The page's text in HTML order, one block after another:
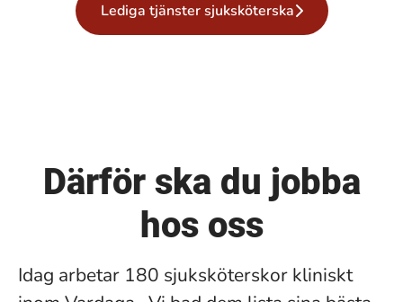
Lediga tjänster sjuksköterska
Därför ska du jobba
hos oss
Idag arbetar 180 sjuksköterskor kliniskt